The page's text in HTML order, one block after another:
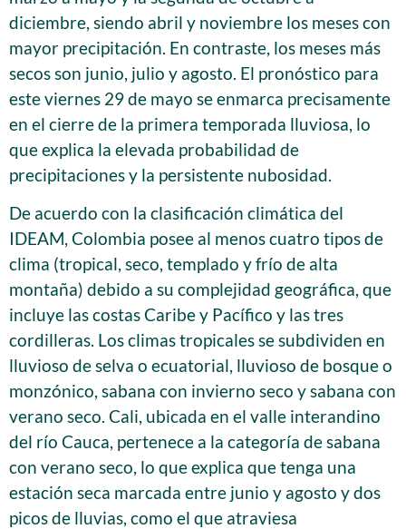
diciembre, siendo abril y noviembre los meses con
mayor precipitación. En contraste, los meses más
secos son junio, julio y agosto. El pronóstico para
este viernes 29 de mayo se enmarca precisamente
en el cierre de la primera temporada lluviosa, lo
que explica la elevada probabilidad de
precipitaciones y la persistente nubosidad.
De acuerdo con la clasificación climática del
IDEAM, Colombia posee al menos cuatro tipos de
clima (tropical, seco, templado y frío de alta
montaña) debido a su complejidad geográfica, que
incluye las costas Caribe y Pacífico y las tres
cordilleras. Los climas tropicales se subdividen en
lluvioso de selva o ecuatorial, lluvioso de bosque o
monzónico, sabana con invierno seco y sabana con
verano seco. Cali, ubicada en el valle interandino
del río Cauca, pertenece a la categoría de sabana
con verano seco, lo que explica que tenga una
estación seca marcada entre junio y agosto y dos
picos de lluvias, como el que atraviesa